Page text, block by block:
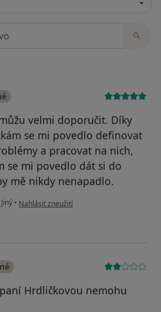
velmi doporučit. Díky
se mi povedlo definovat
a pracovat na nich,
se mi povedlo dát si do
mě nikdy nenapadlo.
Jiný • podle názoru uživatele MN
Nahlásit zneužití
Hrdličkovou nemohu